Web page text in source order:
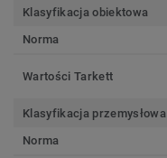
Klasyfikacja obiektowa
Norma
Wartości Tarkett
Klasyfikacja przemysłowa
Norma